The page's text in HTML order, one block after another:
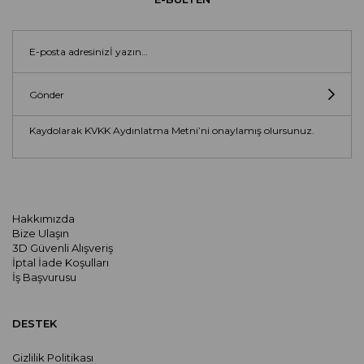
Hakkımızda
Bize Ulaşın
3D Güvenli Alışveriş
İptal İade Koşulları
İş Başvurusu
Gönder
Kaydolarak KVKK Aydınlatma Metni’ni onaylamış olursunuz.
DESTEK
Gizlilik Politikası